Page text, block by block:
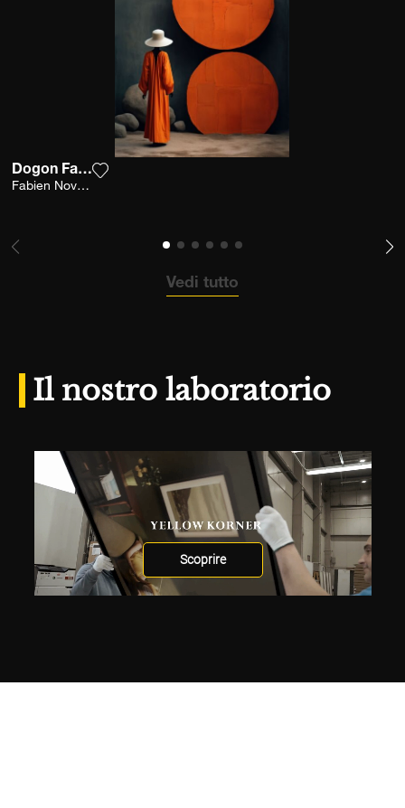
Dogon Fashion
Fabien Novarino
Vedi tutto
Il nostro laboratorio
Scoprire